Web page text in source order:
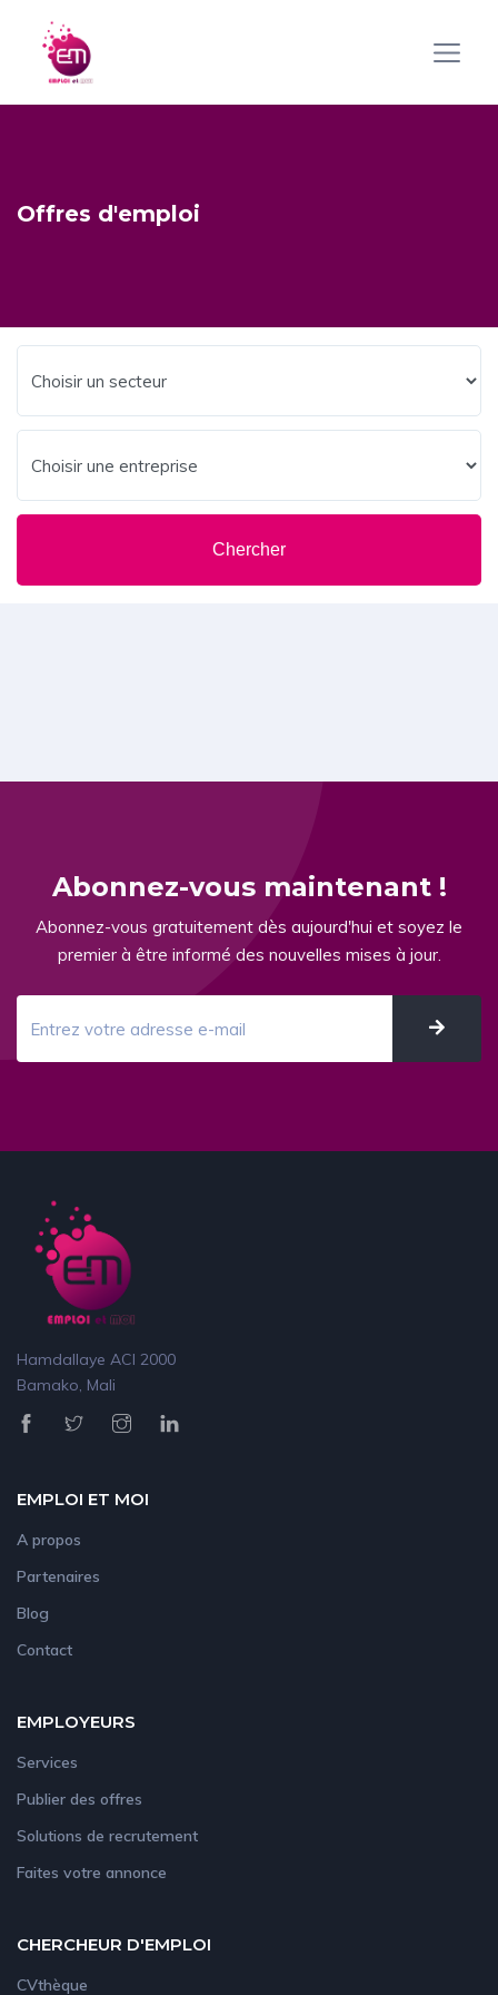
Offres d'emploi
Chercher
Abonnez-vous maintenant !
Abonnez-vous gratuitement dès aujourd'hui et soyez le
premier à être informé des nouvelles mises à jour.
Hamdallaye ACI 2000
Bamako, Mali
EMPLOI ET MOI
A propos
Partenaires
Blog
Contact
EMPLOYEURS
Services
Publier des offres
Solutions de recrutement
Faites votre annonce
CHERCHEUR D'EMPLOI
CVthèque